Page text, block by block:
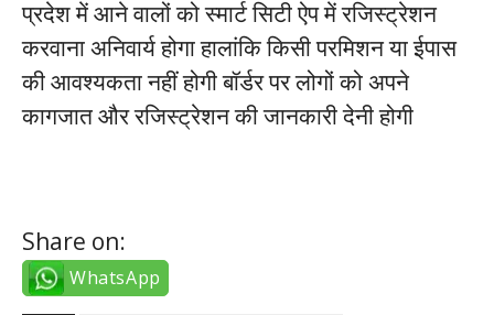
प्रदेश में आने वालों को स्मार्ट सिटी ऐप में रजिस्ट्रेशन
करवाना अनिवार्य होगा हालांकि किसी परमिशन या ईपास
की आवश्यकता नहीं होगी बॉर्डर पर लोगों को अपने
कागजात और रजिस्ट्रेशन की जानकारी देनी होगी
Share on:
WhatsApp